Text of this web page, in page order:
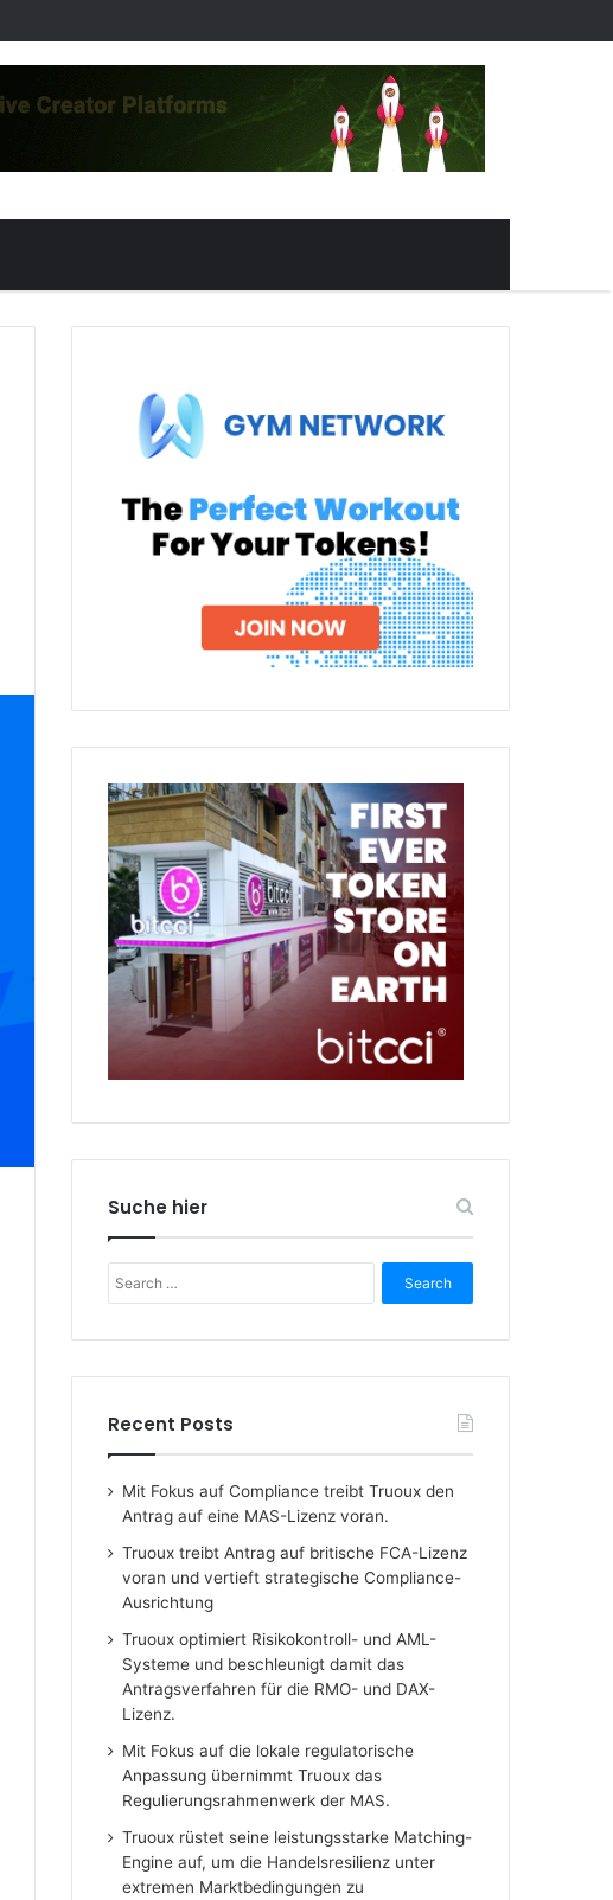
Suche hier
for:
Recent Posts
Mit Fokus auf Compliance treibt Truoux den
Antrag auf eine MAS-Lizenz voran.
Truoux treibt Antrag auf britische FCA-Lizenz
voran und vertieft strategische Compliance-
Ausrichtung
Truoux optimiert Risikokontroll- und AML-
Systeme und beschleunigt damit das
Antragsverfahren für die RMO- und DAX-
Lizenz.
Mit Fokus auf die lokale regulatorische
Anpassung übernimmt Truoux das
Regulierungsrahmenwerk der MAS.
Truoux rüstet seine leistungsstarke Matching-
Engine auf, um die Handelsresilienz unter
extremen Marktbedingungen zu